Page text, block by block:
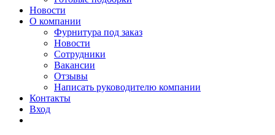
Новости
О компании
Фурнитура под заказ
Новости
Сотрудники
Вакансии
Отзывы
Написать руководителю компании
Контакты
Вход